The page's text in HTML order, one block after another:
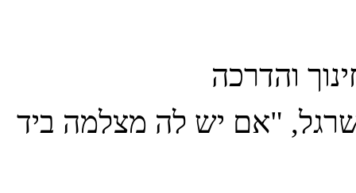
והדרכה
"אם יש לה מצלמה ביד